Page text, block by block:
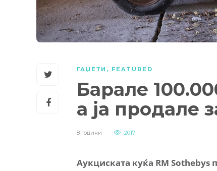
ГАЏЕТИ , FEATURED
Барале
а ја продале
8 години 2017
Аукциската куќа RM Sothebys